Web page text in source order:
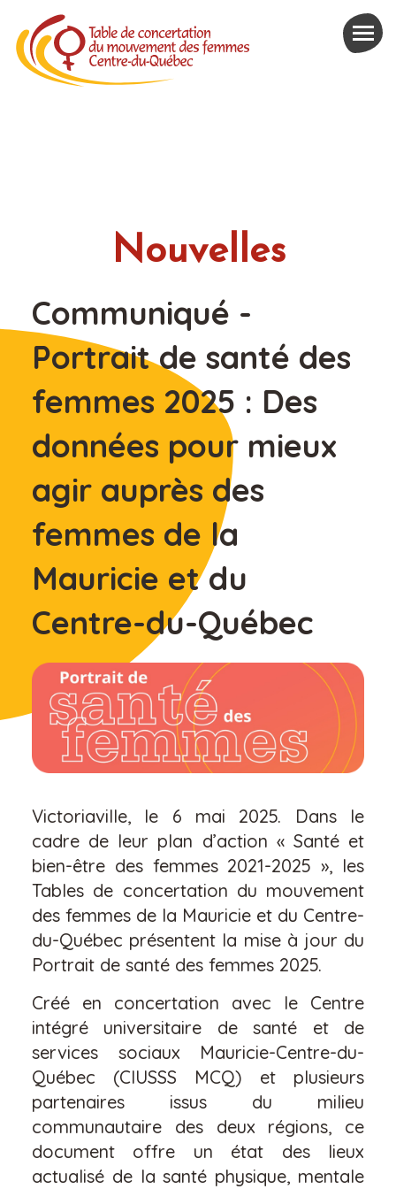
Nouvelles
Communiqué -
Portrait de santé des
femmes 2025 : Des
données pour mieux
agir auprès des
femmes de la
Mauricie et du
Centre-du-Québec
Victoriaville, le 6 mai 2025. Dans le
cadre de leur plan d’action « Santé et
bien-être des femmes 2021-2025 », les
Tables de concertation du mouvement
des femmes de la Mauricie et du Centre-
du-Québec présentent la mise à jour du
Portrait de santé des femmes 2025.
Créé en concertation avec le Centre
intégré universitaire de santé et de
services sociaux Mauricie-Centre-du-
Québec (CIUSSS MCQ) et plusieurs
partenaires issus du milieu
communautaire des deux régions, ce
document offre un état des lieux
actualisé de la santé physique, mentale